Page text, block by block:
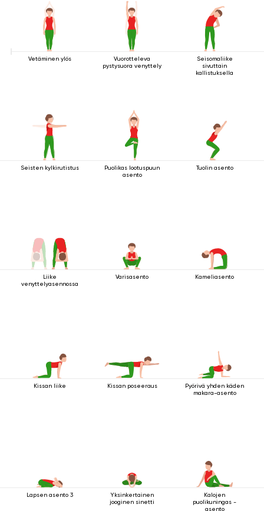
Vetäminen ylös
Vuorotteleva
pystysuora venyttely
Seisomaliike
sivuttain
kallistuksella
Seisten kylkirutistus
Puolikas lootuspuun
asento
Tuolin asento
Liike
venyttelyasennossa
Varisasento Kameliasento
Kissan liike Kissan poseeraus
Pyörivä yhden käden
makara-asento
Lapsen asento 3
Yksinkertainen
jooginen sinetti
Kalojen
puolikuningas -
asento